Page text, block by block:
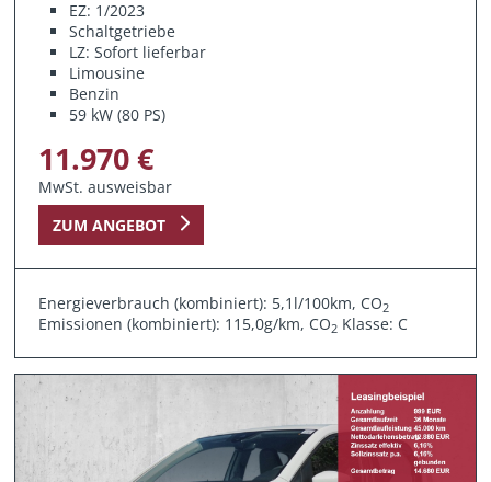
EZ: 1/2023
Schaltgetriebe
LZ: Sofort lieferbar
Limousine
Benzin
59 kW (80 PS)
11.970 €
MwSt. ausweisbar
ZUM ANGEBOT
Energieverbrauch (kombiniert): 5,1l/100km, CO2
Emissionen (kombiniert): 115,0g/km, CO2 Klasse: C